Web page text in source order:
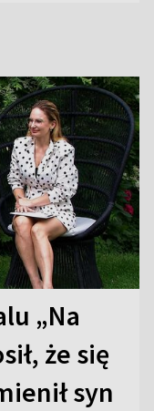
„Na
że się
syn